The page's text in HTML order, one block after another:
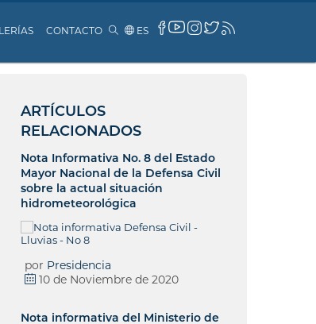
CONTACTO ES
ARTÍCULOS
RELACIONADOS
Nota Informativa No. 8 del Estado
Mayor Nacional de la Defensa Civil
sobre la actual situación
hidrometeorológica
por Presidencia
10 de Noviembre de 2020
Nota informativa del Ministerio de